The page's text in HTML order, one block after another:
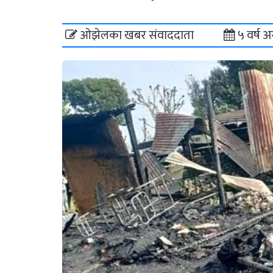
ओझेलका खबर संवाददाता ५ वर्ष